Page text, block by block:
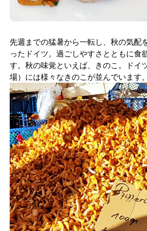
先週までの猛暑から一転し、秋の気配
ったドイツ。過ごしやすさとともに食
す。秋の味覚といえば、きのこ。ドイ
場）には様々なきのこが並んでいます。